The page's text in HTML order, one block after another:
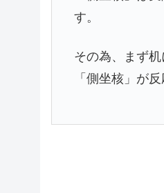
す。
その為、まず
「側坐核」が